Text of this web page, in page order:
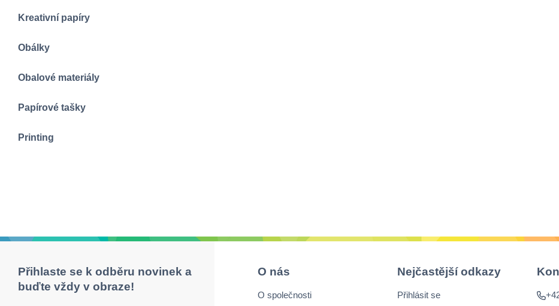
Kreativní papíry
Obálky
Obalové materiály
Papírové tašky
Printing
Přihlaste se k odběru novinek a
buďte vždy v obraze!
O nás
O společnosti
Nejčastější odkazy
Přihlásit se